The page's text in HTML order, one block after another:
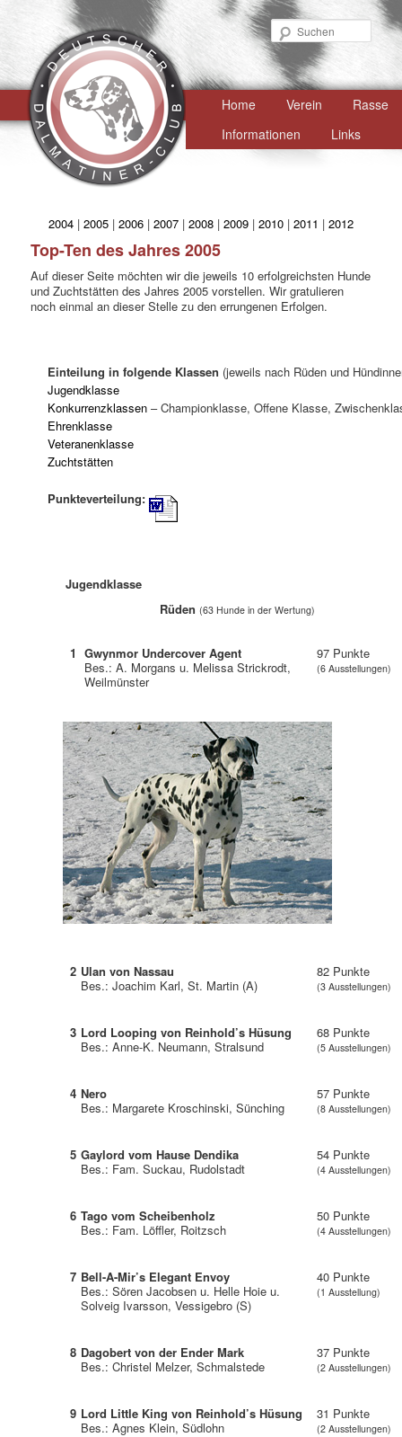
Hauptmenü
Zum
primären
Home Verein
Rasse
Informationen
Links
2004 | 2005 | 2006 | 2007 | 2008 | 2009 | 2010 | 2011 | 2012
Top-Ten des Jahres 2005
Auf dieser Seite möchten wir die jeweils 10 erfolgreichsten Hunde
und Zuchtstätten des Jahres 2005 vorstellen. Wir gratulieren
noch einmal an dieser Stelle zu den errungenen Erfolgen.
Einteilung in folgende Klassen (jeweils nach Rüden und
Jugendklasse
Konkurrenzklassen – Championklasse, Offene Klasse,
Ehrenklasse
Veteranenklasse
Zuchtstätten
Punkteverteilung:
Jugendklasse
Rüden (63 Hunde in der Wertung)
1 Gwynmor Undercover Agent
Bes.: A. Morgans u. Melissa Strickrodt,
Weilmünster
97 Punkte
(6 Ausstellungen)
2 Ulan von Nassau
Bes.: Joachim Karl, St. Martin (A)
82 Punkte
(3 Ausstellungen)
3 Lord Looping von Reinhold’s Hüsung
Bes.: Anne-K. Neumann, Stralsund
68 Punkte
(5 Ausstellungen)
4 Nero
Bes.: Margarete Kroschinski, Sünching
57 Punkte
(8 Ausstellungen)
5 Gaylord vom Hause Dendika
Bes.: Fam. Suckau, Rudolstadt
54 Punkte
(4 Ausstellungen)
6 Tago vom Scheibenholz
Bes.: Fam. Löffler, Roitzsch
50 Punkte
(4 Ausstellungen)
7 Bell-A-Mir’s Elegant Envoy
Bes.: Sören Jacobsen u. Helle Hoie u.
Solveig Ivarsson, Vessigebro (S)
40 Punkte
(1 Ausstellung)
8 Dagobert von der Ender Mark
Bes.: Christel Melzer, Schmalstede
37 Punkte
(2 Ausstellungen)
9 Lord Little King von Reinhold’s Hüsung
Bes.: Agnes Klein, Südlohn
31 Punkte
(2 Ausstellungen)